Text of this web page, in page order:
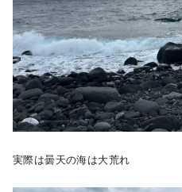
実際は曇天の海は大荒れ